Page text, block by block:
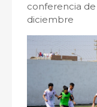
conferencia
diciembre